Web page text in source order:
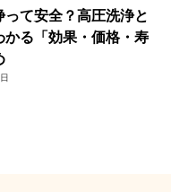
って安全？高圧洗浄と
かる「効果・価格・寿